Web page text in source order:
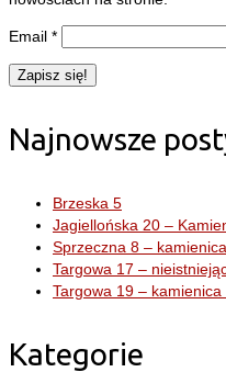
Email *
Najnowsze
Brzeska 5
Jagiellońska 20 –
Sprzeczna 8 –
Targowa 17 –
Targowa 19 – kamienica
Kategorie